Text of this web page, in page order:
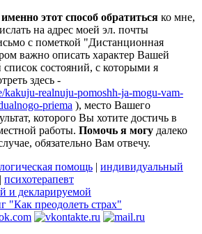
этот способ обратиться ко мне,
на адрес моей эл. почты
с пометкой "Дистанционная
важно описать характер Вашей
состояний, с которыми я
здесь -
kakuju-realnuju-pomoshh-ja-mogu-vam-
priema ), место Вашего
которого Вы хотите достичь в
работы. Помочь я могу далеко
обязательно Вам отвечу.
помощь | индивидуальный
| психотерапевт
и декларируемой
"Как преодолеть страх"